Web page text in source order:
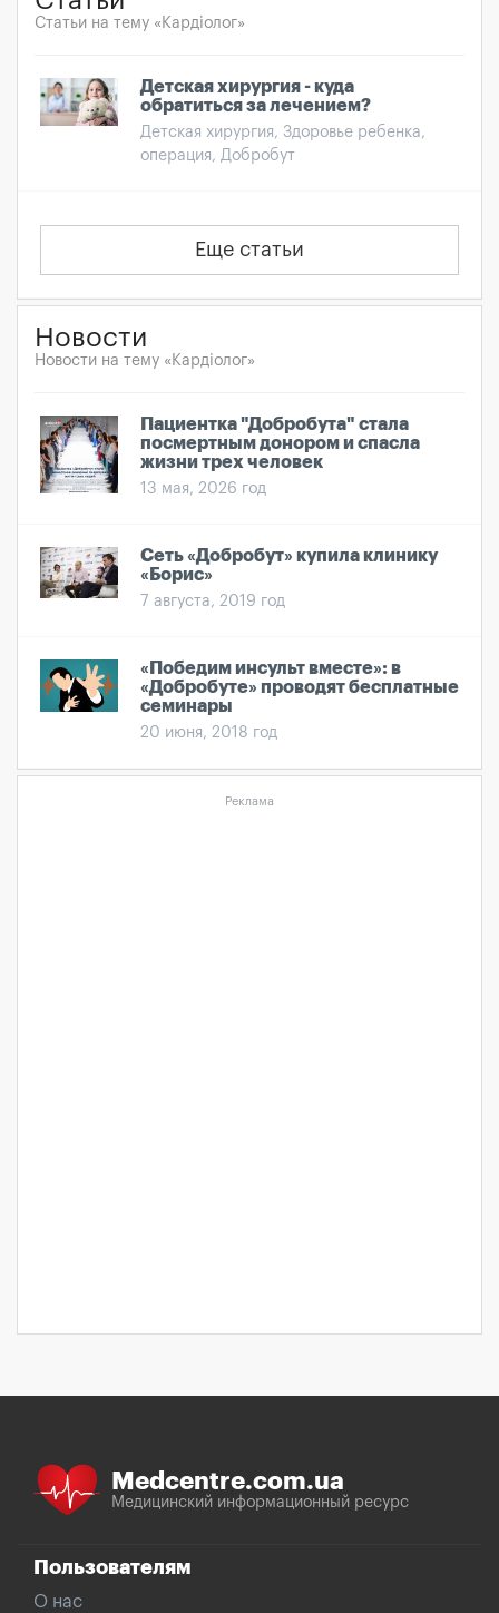
Статьи на тему «Кардіолог»
Детская хирургия - куда
обратиться за лечением?
Детская хирургия, Здоровье ребенка,
операция, Добробут
Еще статьи
Новости
Новости на тему «Кардіолог»
Пациентка "Добробута" стала
посмертным донором и спасла
жизни трех человек
13 мая, 2026 год
Сеть «Добробут» купила клинику
«Борис»
7 августа, 2019 год
«Победим инсульт вместе»: в
«Добробуте» проводят бесплатные
семинары
20 июня, 2018 год
Реклама
Medcentre.com.ua
Медицинский информационный ресурс
Пользователям
О нас